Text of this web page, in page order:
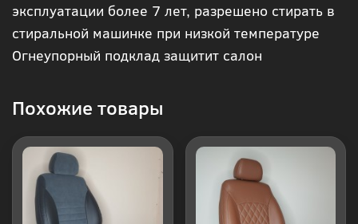
клик
эксплуатации более 7 лет, разрешено стирать в
стиральной машинке при низкой температуре
Огнеупорный подклад защитит салон
Похожие товары